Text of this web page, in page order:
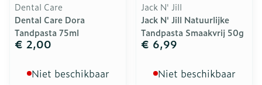
Dental Care
Dental Care Dora
Tandpasta 75ml
€ 2,00
Niet beschikbaar
Jack N' Jill
Jack N' Jill Natuurlijke
Tandpasta Smaakvrij 50g
€ 6,99
Niet beschikbaar